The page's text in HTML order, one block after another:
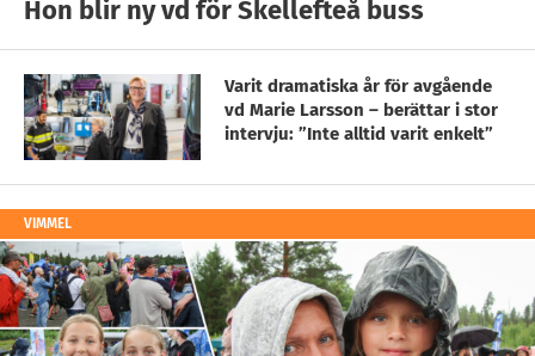
Hon blir ny vd för Skellefteå buss
Varit dramatiska år för avgående
vd Marie Larsson – berättar i stor
intervju: ”Inte alltid varit enkelt”
VIMMEL